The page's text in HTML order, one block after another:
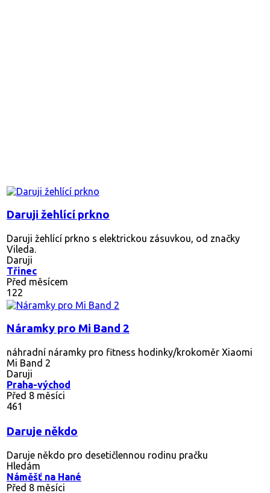
Daruji žehlící prkno
Daruji žehlící prkno s elektrickou zásuvkou, od značky
Vileda.
Daruji
Třinec
Před měsícem
122
Náramky pro Mi Band 2
náhradní náramky pro fitness hodinky/krokoměr Xiaomi
Mi Band 2
Daruji
Praha-východ
Před 8 měsíci
461
Daruje někdo
Daruje někdo pro desetičlennou rodinu pračku
Hledám
Náměšť na Hané
Před 8 měsíci